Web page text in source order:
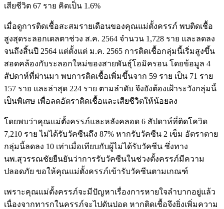
เสียชีวิต 67 ราย คิดเป็น 1.6%
เมื่อดูการติดเชื้อสะสมรายเดือนของคุณแม่ตั้งครรภ์ พบติดเชื้อ
สูงสุดระลอกเดลตาช่วง ส.ค. 2564 จำนวน 1,728 ราย และลดลง
จนถึงสิ้นปี 2564 แต่ตั้งแต่ ม.ค. 2565 การติดเชื้อกลุ่มนี้เริ่มสูงขึ้น
สอดคล้องกับระลอกใหม่ของสายพันธุ์โอมิครอน โดยข้อมูล 4
สัปดาห์ที่ผ่านมา พบการติดเชื้อเพิ่มขึ้นจาก 59 ราย เป็น 71 ราย
157 ราย และล่าสุด 224 ราย ตามลำดับ จึงยังต้องเฝ้าระวังกลุ่มนี้
เป็นพิเศษ เพื่อลดอัตราติดเชื้อและเสียชีวิตให้น้อยลง
โดยพบว่าคุณแม่ตั้งครรภ์และหลังคลอด 6 สัปดาห์ที่ติดโควิด
7,210 ราย ไม่ได้รับวัคซีนถึง 87% หากรับวัคซีน 2 เข็ม อัตราตาย
กลุ่มนี้ลดลง 10 เท่าเมื่อเทียบกับผู้ไม่ได้รับวัคซีน ซึ่งทาง
นพ.สุวรรณชัยยืนยันว่าการรับวัคซีนในช่วงตั้งครรภ์มีความ
ปลอดภัย ขอให้คุณแม่ตั้งครรภ์เข้ารับวัคซีนตามเกณฑ์
เพราะคุณแม่ตั้งครรภ์จะมีปัญหาเรื่องการหายใจลำบากอยู่แล้ว
เนื่องจากทารกในครรภ์จะไปดันปอด หากติดเชื้อจึงยิ่งเพิ่มความ